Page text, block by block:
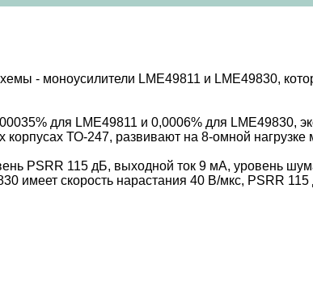
- моноусилители LME49811 и LME49830,
для LME49811 и 0,0006% для LME49830,
ТО-247, развивают на 8-омной нагрузке
PSRR 115 дБ, выходной ток 9 мА, уровень
имеет скорость нарастания 40 В/мкс, PSRR